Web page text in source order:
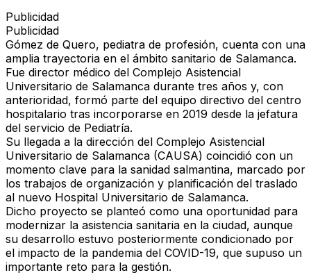
Publicidad
Publicidad
Gómez de Quero, pediatra de profesión, cuenta con una
amplia trayectoria en el ámbito sanitario de Salamanca.
Fue director médico del Complejo Asistencial
Universitario de Salamanca durante tres años y, con
anterioridad, formó parte del equipo directivo del centro
hospitalario tras incorporarse en 2019 desde la jefatura
del servicio de Pediatría.
Su llegada a la dirección del Complejo Asistencial
Universitario de Salamanca (CAUSA) coincidió con un
momento clave para la sanidad salmantina, marcado por
los trabajos de organización y planificación del traslado
al nuevo Hospital Universitario de Salamanca.
Dicho proyecto se planteó como una oportunidad para
modernizar la asistencia sanitaria en la ciudad, aunque
su desarrollo estuvo posteriormente condicionado por
el impacto de la pandemia del COVID-19, que supuso un
importante reto para la gestión.